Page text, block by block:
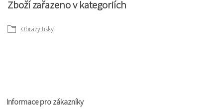
Zboží zařazeno v kategoriích
Obrazy tisky
Informace pro zákazníky